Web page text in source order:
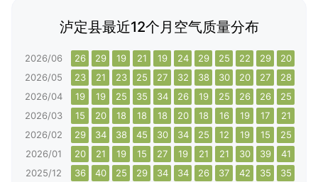
泸定县最近12个月空气质量分布
2026/06 26 29 19 21 19 24 29 25 22 29 20
2026/05
23 21 23 25 27 32 38 30 20 27 28
2026/04
19 19 25 35 34 26 19 25 26 26 25
2026/03
15 20 18 18 18 20 18 16 19 17 21
2026/02
29 34 38 45 30 34 25 12 19 15 25
2026/01
20 21 19 15 27 19 21 21 30 39 41
2025/12
36 40 25 29 34 34 26 37 42 35 35